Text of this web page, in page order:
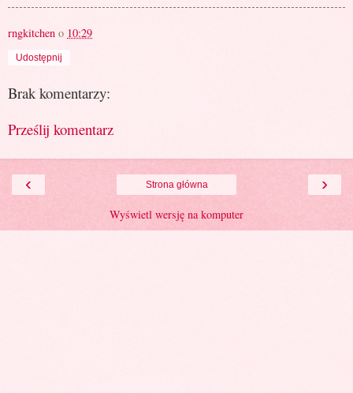
rngkitchen o 10:29
Udostępnij
Brak komentarzy:
Prześlij komentarz
‹ ›
Strona główna
Wyświetl wersję na komputer